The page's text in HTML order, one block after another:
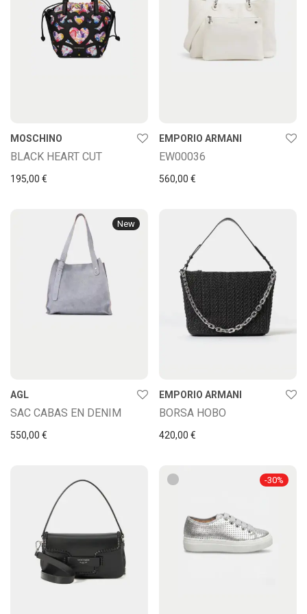
MOSCHINO
BLACK HEART CUT
195,00 €
EMPORIO ARMANI
EW00036
560,00 €
New
AGL
SAC CABAS EN DENIM
550,00 €
EMPORIO ARMANI
BORSA HOBO
420,00 €
-30%